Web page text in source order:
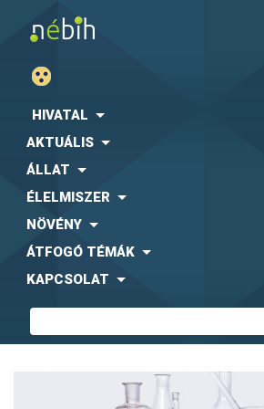
HIVATAL
AKTUÁLIS
ÁLLAT
ÉLELMISZER
NÖVÉNY
ÁTFOGÓ TÉMÁK
KAPCSOLAT